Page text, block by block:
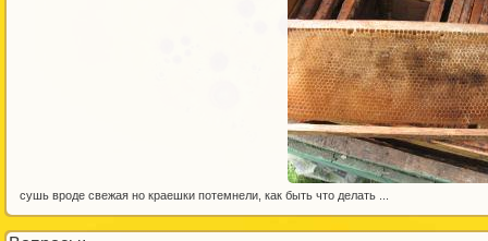
сушь вроде свежая но краешки потемнели, как быть что делать ...